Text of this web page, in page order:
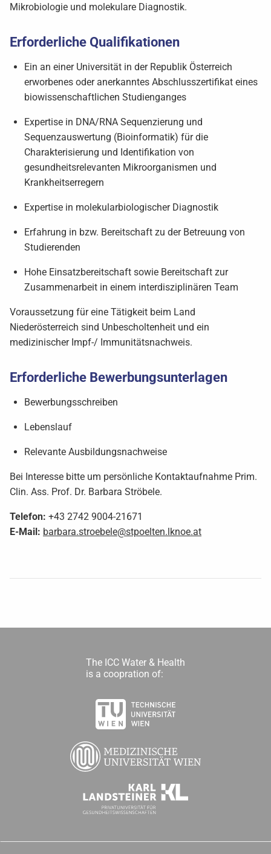
Mikrobiologie und molekulare Diagnostik.
Erforderliche Qualifikationen
Ein an einer Universität in der Republik Österreich
erworbenes oder anerkanntes Abschlusszertifikat eines
biowissenschaftlichen Studienganges
Expertise in DNA/RNA Sequenzierung und
Sequenzauswertung (Bioinformatik) für die
Charakterisierung und Identifikation von
gesundheitsrelevanten Mikroorganismen und
Krankheitserregern
Expertise in molekularbiologischer Diagnostik
Erfahrung in bzw. Bereitschaft zu der Betreuung von
Studierenden
Hohe Einsatzbereitschaft sowie Bereitschaft zur
Zusammenarbeit in einem interdisziplinären Team
Voraussetzung für eine Tätigkeit beim Land
Niederösterreich sind Unbescholtenheit und ein
medizinischer Impf-/ Immunitätsnachweis.
Erforderliche Bewerbungsunterlagen
Bewerbungsschreiben
Lebenslauf
Relevante Ausbildungsnachweise
Bei Interesse bitte um persönliche Kontaktaufnahme Prim.
Clin. Ass. Prof. Dr. Barbara Ströbele.
Telefon: +43 2742 9004-21671
E-Mail: barbara.stroebele@stpoelten.lknoe.at
The ICC Water & Health
is a coopration of: